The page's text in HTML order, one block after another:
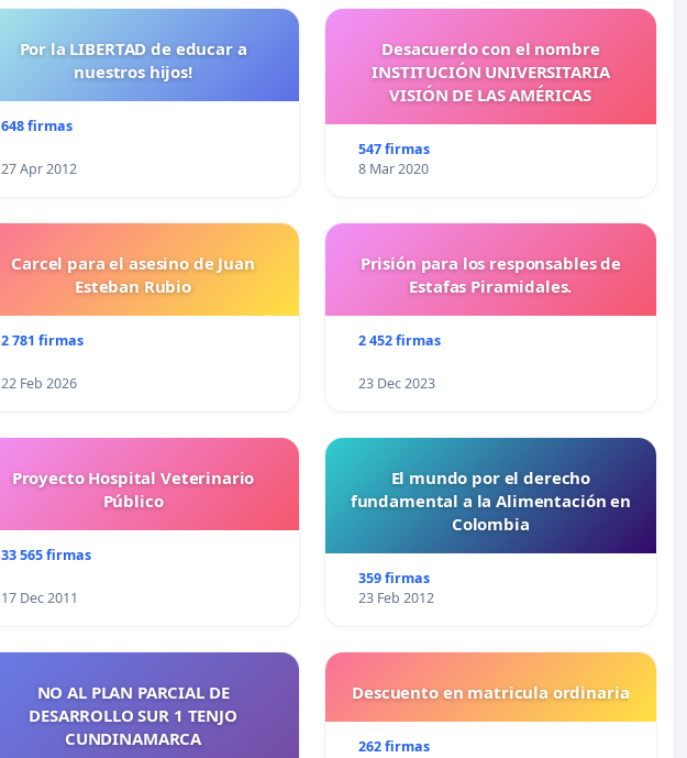
Por la LIBERTAD de educar a
nuestros hijos!
648 firmas
27 Apr 2012
Desacuerdo con el nombre
INSTITUCIÓN UNIVERSITARIA
VISIÓN DE LAS AMÉRICAS
547 firmas
8 Mar 2020
Carcel para el asesino de Juan
Esteban Rubio
2 781 firmas
22 Feb 2026
Prisión para los responsables de
Estafas Piramidales.
2 452 firmas
23 Dec 2023
Proyecto Hospital Veterinario
Público
33 565 firmas
17 Dec 2011
El mundo por el derecho
fundamental a la Alimentación en
Colombia
359 firmas
23 Feb 2012
NO AL PLAN PARCIAL DE
DESARROLLO SUR 1 TENJO
CUNDINAMARCA
Descuento en matricula ordinaria
262 firmas